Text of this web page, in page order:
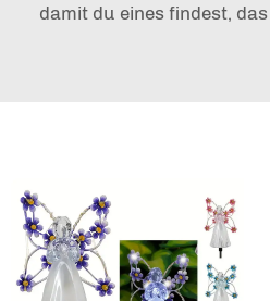
damit du eines findest,